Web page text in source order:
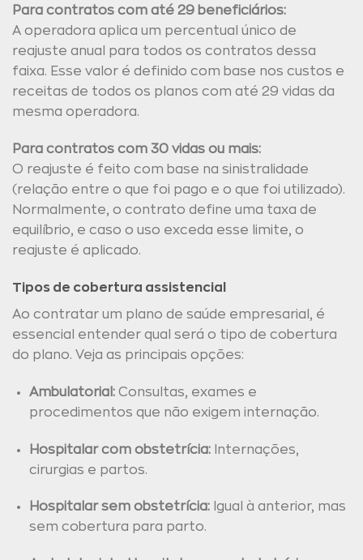
Para contratos com até 29 beneficiários:
A operadora aplica um percentual único de
reajuste anual para todos os contratos dessa
faixa. Esse valor é definido com base nos custos e
receitas de todos os planos com até 29 vidas da
mesma operadora.
Para contratos com 30 vidas ou mais:
O reajuste é feito com base na sinistralidade
(relação entre o que foi pago e o que foi utilizado).
Normalmente, o contrato define uma taxa de
equilíbrio, e caso o uso exceda esse limite, o
reajuste é aplicado.
Tipos de cobertura assistencial
Ao contratar um plano de saúde empresarial, é
essencial entender qual será o tipo de cobertura
do plano. Veja as principais opções:
Ambulatorial:Consultas, exames e
procedimentos que não exigem internação.
Hospitalar com obstetrícia:Internações,
cirurgias e partos.
Hospitalar sem obstetrícia:Igual à anterior, mas
sem cobertura para parto.